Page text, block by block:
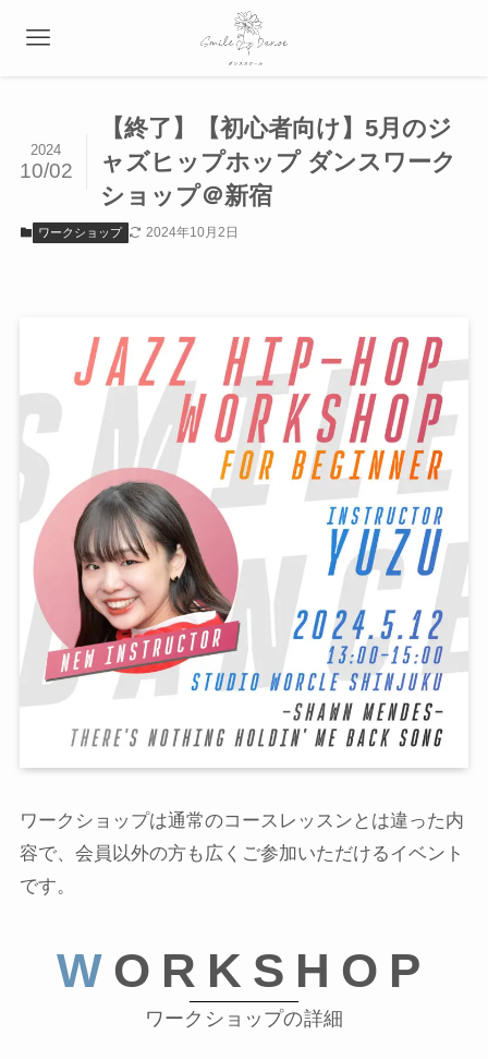
【終了】【初心者向け】5月のジ
ャズヒップホップ ダンスワーク
ショップ＠新宿
2024
10/02
ワークショップ 2024年10月2日
ワークショップは通常のコースレッスンとは違った内
容で、会員以外の方も広くご参加いただけるイベント
です。
W ORKSHOP
ワークショップの詳細